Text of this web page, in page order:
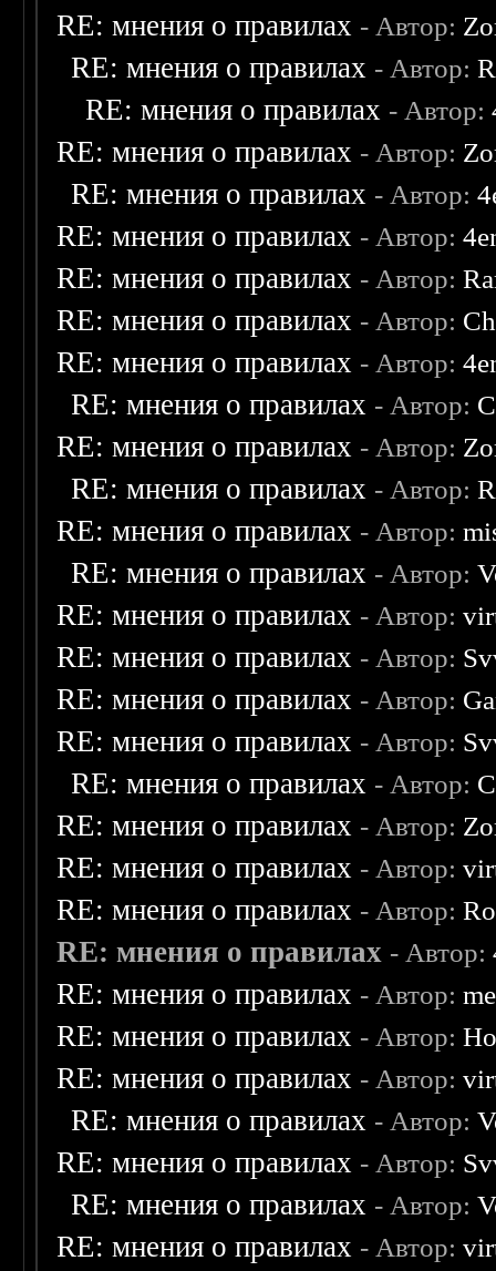
RE: мнения о правилах - Автор:
RE: мнения о правилах - Автор:
RE: мнения о правилах - Автор:
RE: мнения о правилах - Автор:
RE: мнения о правилах - Автор:
RE: мнения о правилах - Автор:
RE: мнения о правилах - Автор:
RE: мнения о правилах - Автор:
RE: мнения о правилах - Автор:
RE: мнения о правилах - Автор:
RE: мнения о правилах - Автор:
RE: мнения о правилах - Автор:
RE: мнения о правилах - Автор:
RE: мнения о правилах - Автор:
RE: мнения о правилах - Автор:
RE: мнения о правилах - Автор:
RE: мнения о правилах - Автор:
RE: мнения о правилах - Автор:
RE: мнения о правилах - Автор:
RE: мнения о правилах - Автор:
RE: мнения о правилах - Автор:
RE: мнения о правилах - Автор:
RE: мнения о правилах - Автор:
RE: мнения о правилах - Автор:
RE: мнения о правилах - Автор:
RE: мнения о правилах - Автор:
RE: мнения о правилах - Автор:
RE: мнения о правилах - Автор:
RE: мнения о правилах - Автор:
RE: мнения о правилах - Автор: